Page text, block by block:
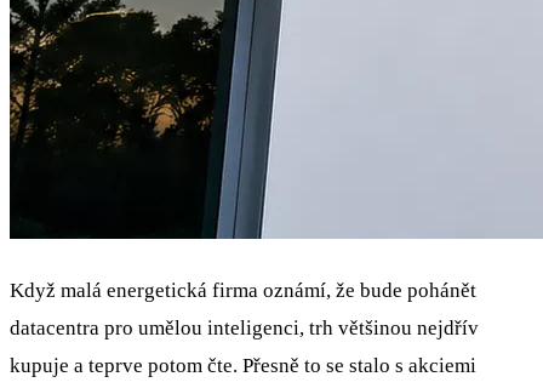
Když malá energetická firma oznámí, že bude pohánět
datacentra pro umělou inteligenci, trh většinou nejdřív
kupuje a teprve potom čte. Přesně to se stalo s akciemi